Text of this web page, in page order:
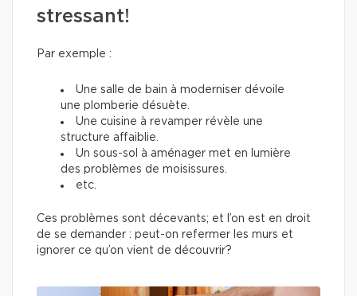
stressant!
Par exemple :
Une salle de bain à moderniser dévoile
une plomberie désuète.
Une cuisine à revamper révèle une
structure affaiblie.
Un sous-sol à aménager met en lumière
des problèmes de moisissures.
etc.
Ces problèmes sont décevants; et l’on est en droit
de se demander : peut-on refermer les murs et
ignorer ce qu’on vient de découvrir?